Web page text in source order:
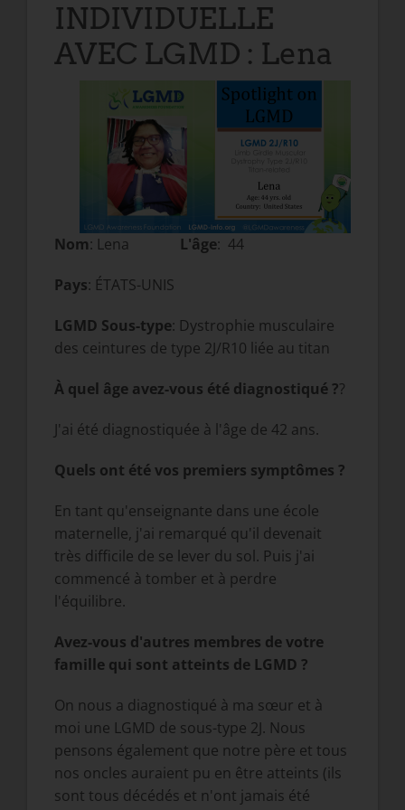
INDIVIDUELLE
AVEC LGMD : Lena
Nom: Lena L'âge: 44
Pays: ÉTATS-UNIS
LGMD Sous-type: Dystrophie musculaire
des ceintures de type 2J/R10 liée au titan
À quel âge avez-vous été diagnostiqué ??
J'ai été diagnostiquée à l'âge de 42 ans.
Quels ont été vos premiers symptômes ?
En tant qu'enseignante dans une école
maternelle, j'ai remarqué qu'il devenait
très difficile de se lever du sol. Puis j'ai
commencé à tomber et à perdre
l'équilibre.
Avez-vous d'autres membres de votre
famille qui sont atteints de LGMD ?
On nous a diagnostiqué à ma sœur et à
moi une LGMD de sous-type 2J. Nous
pensons également que notre père et tous
nos oncles auraient pu en être atteints (ils
sont tous décédés et n'ont jamais été